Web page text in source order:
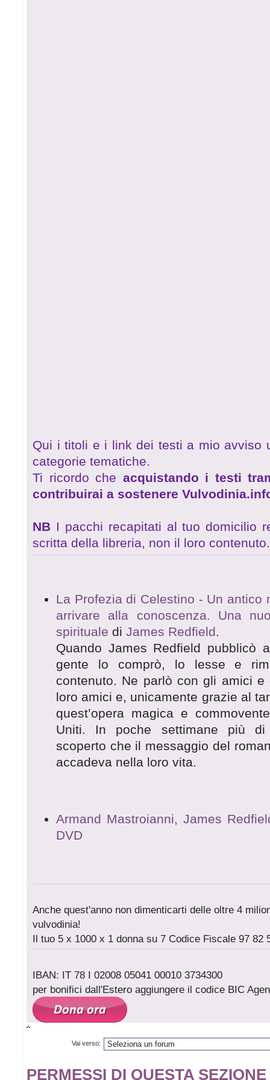
Qui i titoli e i link dei testi a mio avviso
categorie tematiche.
Ti ricordo che acquistando i testi
contribuirai a sostenere
NB I pacchi recapitati al tuo domicilio
scritta della libreria, non il loro contenuto.
La Profezia di Celestino - Un antico
arrivare alla conoscenza. Una
spirituale diJames Redfield.
Quando James Redfield pubblicò
gente lo comprò, lo lesse e
contenuto. Ne parlò con gli amici
loro amici e, unicamente grazie al
quest’opera magica e
Uniti. In poche settimane più di
scoperto che il messaggio del
accadeva nella loro vita.
Armand Mastroianni, James
DVD
Anche quest'anno non dimenticarti delle oltre 4
vulvodinia!
Il tuo 5 x 1000 x 1 donna su 7 Codice Fiscale 97 82
IBAN: IT 78 I 02008 05041 00010 3734300
per bonifici dall'Estero aggiungere il codice BIC
Vai verso:
PERMESSI DI QUESTA